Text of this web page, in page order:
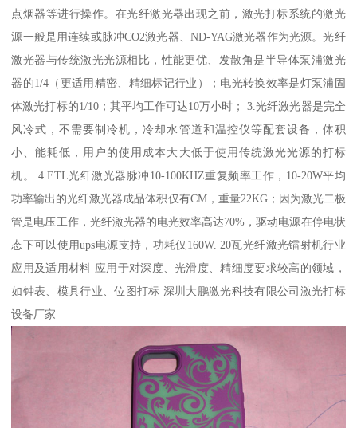
点烟器等进行操作。在光纤激光器出现之前，激光打标系统的激光
源一般是用连续或脉冲CO2激光器、ND-YAG激光器作为光源。光纤
激光器与传统激光光源相比，性能更优、发散角是半导体泵浦激光
器的1/4（更适用精密、精细标记行业）；电光转换效率是灯泵浦固
体激光打标的1/10；其平均工作可达10万小时； 3.光纤激光器是完全
风冷式，不需要制冷机，冷却水管道和温控仪等配套设备，体积
小、能耗低，用户的使用成本大大低于使用传统激光光源的打标
机。 4.ETL光纤激光器脉冲10-100KHZ重复频率工作，10-20W平均
功率输出的光纤激光器成品体积仅有CM，重量22KG；因为激光二极
管是电压工作，光纤激光器的电光效率高达70%，驱动电源在停电状
态下可以使用ups电源支持，功耗仅160W. 20瓦光纤激光镭射机行业
应用及适用材料 应用于对深度、光滑度、精细度要求较高的领域，
如钟表、模具行业、位图打标 深圳大鹏激光科技有限公司激光打标
设备厂家